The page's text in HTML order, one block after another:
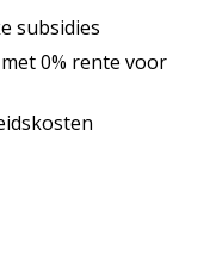
subsidies
0% rente voor